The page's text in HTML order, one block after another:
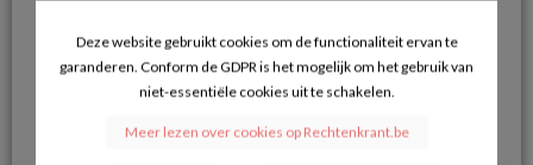
en dat je beter koos voor de procedure onbetwiste
schuldvorderingen.
Gaat het louter om een mondelinge betwisting waarvan geen
Deze website gebruikt cookies om de functionaliteit ervan te
garanderen. Conform de GDPR is het mogelijk om het gebruik van
niet-essentiële cookies uit te schakelen.
Meer lezen over cookies op Rechtenkrant.be